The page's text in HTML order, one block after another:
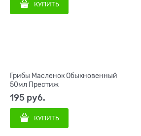
КУПИТЬ
Грибы Масленок Обыкновенный
50мл Престиж
195 руб.
КУПИТЬ